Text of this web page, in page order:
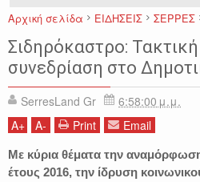
Αρχική σελίδα ΕΙΔΗΣΕΙΣ ΣΕΡΡΕΣ
Σιδηρόκαστρο: Τακτική
συνεδρίαση στο
SerresLand Gr
6:58:00 μ.μ.
A+ A- Print Email
Με κύρια θέματα την
έτους 2016, την ίδρυση